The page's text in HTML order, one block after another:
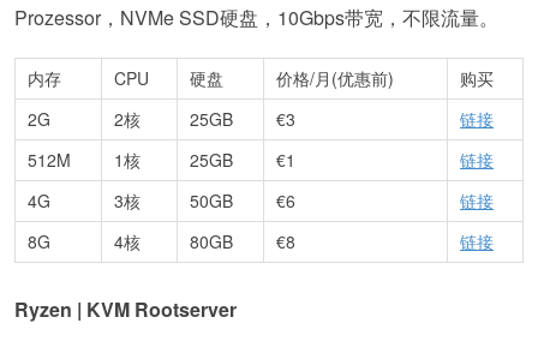
Prozessor，NVMe SSD硬盘，10Gbps带宽，不限流量。
内存 CPU 硬盘 价格/月(优惠前)
购买
2G
2核 25GB €3
链接
512M
1核 25GB €1
链接
4G
3核 50GB €6
链接
8G
4核 80GB €8 链接
Ryzen | KVM Rootserver